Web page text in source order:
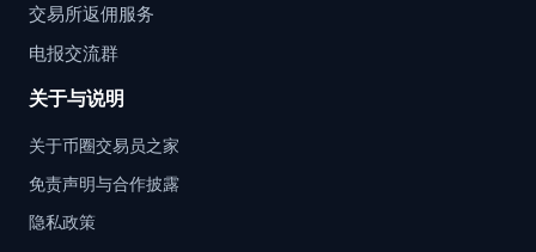
交易所返佣服务
电报交流群
关于与说明
关于币圈交易员之家
免责声明与合作披露
隐私政策